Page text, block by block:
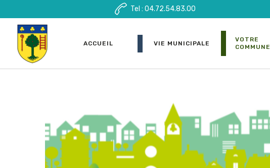
Tel : 04.72.54.83.00
ACCUEIL VIE MUNICIPALE
VOTRE
COMMUNE